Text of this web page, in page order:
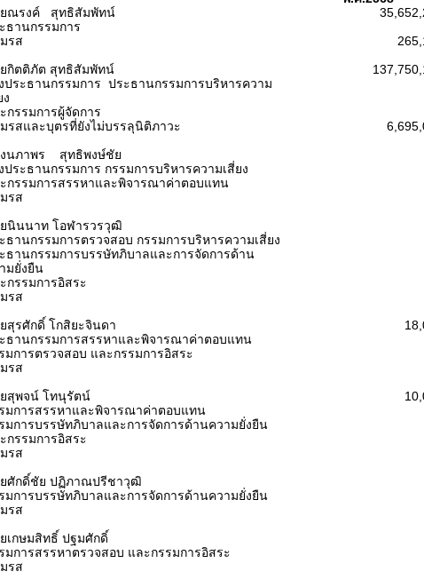
ณรงค์ สุทธิสัมพัทน์
ธานกรรมการ
รส
กิตติภัต สุทธิสัมพัทน์
ประธานกรรมการ ประธานกรรมการบริหารความ
ง
กรรมการผู้จัดการ
รสและบุตรที่ยังไม่บรรลุนิติภาวะ
นภาพร สุทธิพงษ์ชัย
ประธานกรรมการ กรรมการบริหารความเสี่ยง
กรรมการสรรหาและพิจารณาค่าตอบแทน
รส
นินนาท โอฬารวรวุฒิ
ธานกรรมการตรวจสอบ กรรมการบริหารความเสี่ยง
ธานกรรมการบรรษัทภิบาลและการจัดการด้าน
มยั่งยืน
กรรมการอิสระ
รส
สุรศักดิ์ โกสิยะจินดา
ธานกรรมการสรรหาและพิจารณาค่าตอบแทน
มการตรวจสอบ และกรรมการอิสระ
รส
สุพจน์ โทนุรัตน์
มการสรรหาและพิจารณาค่าตอบแทน
มการบรรษัทภิบาลและการจัดการด้านความยั่งยืน
กรรมการอิสระ
รส
ศักดิ์ชัย ปฏิภาณปรีชาวุฒิ
มการบรรษัทภิบาลและการจัดการด้านความยั่งยืน
รส
เกษมสิทธิ์ ปฐมศักดิ์
มการสรรหาตรวจสอบ และกรรมการอิสระ
รส